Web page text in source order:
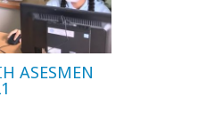
ASESMEN